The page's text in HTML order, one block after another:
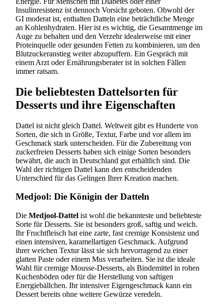
Insulinresistenz ist dennoch Vorsicht geboten. Obwohl der
GI moderat ist, enthalten Datteln eine beträchtliche Menge
an Kohlenhydraten. Hier ist es wichtig, die Gesamtmenge im
Auge zu behalten und den Verzehr idealerweise mit einer
Proteinquelle oder gesunden Fetten zu kombinieren, um den
Blutzuckeranstieg weiter abzupuffern. Ein Gespräch mit
einem Arzt oder Ernährungsberater ist in solchen Fällen
immer ratsam.
Die beliebtesten Dattelsorten für
Desserts und ihre Eigenschaften
Dattel ist nicht gleich Dattel. Weltweit gibt es Hunderte von
Sorten, die sich in Größe, Textur, Farbe und vor allem im
Geschmack stark unterscheiden. Für die Zubereitung von
zuckerfreien Desserts haben sich einige Sorten besonders
bewährt, die auch in Deutschland gut erhältlich sind. Die
Wahl der richtigen Dattel kann den entscheidenden
Unterschied für das Gelingen Ihrer Kreation machen.
Medjool: Die Königin der Datteln
Die Medjool-Dattel ist wohl die bekannteste und beliebteste
Sorte für Desserts. Sie ist besonders groß, saftig und weich.
Ihr Fruchtfleisch hat eine zarte, fast cremige Konsistenz und
einen intensiven, karamellartigen Geschmack. Aufgrund
ihrer weichen Textur lässt sie sich hervorragend zu einer
glatten Paste oder einem Mus verarbeiten. Sie ist die ideale
Wahl für cremige Mousse-Desserts, als Bindemittel in rohen
Kuchenböden oder für die Herstellung von saftigen
Energiebällchen. Ihr intensiver Eigengeschmack kann ein
Dessert bereits ohne weitere Gewürze veredeln.